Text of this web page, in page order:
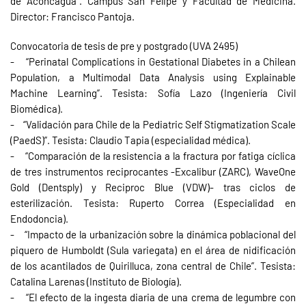
Director: Francisco Pantoja.
Convocatoria de tesis de pre y postgrado (UVA 2495)
- “Perinatal Complications in Gestational Diabetes in a Chilean
Population, a Multimodal Data Analysis using Explainable
Machine Learning”. Tesista: Sofía Lazo (Ingeniería Civil
Biomédica).
- “Validación para Chile de la Pediatric Self Stigmatization Scale
(PaedS)”. Tesista: Claudio Tapia (especialidad médica).
- “Comparación de la resistencia a la fractura por fatiga cíclica
de tres instrumentos reciprocantes -Excalibur (ZARC), WaveOne
Gold (Dentsply) y Reciproc Blue (VDW)- tras ciclos de
esterilización. Tesista: Ruperto Correa (Especialidad en
Endodoncia).
- “Impacto de la urbanización sobre la dinámica poblacional del
piquero de Humboldt (Sula variegata) en el área de nidificación
de los acantilados de Quirilluca, zona central de Chile”. Tesista:
Catalina Larenas (Instituto de Biología).
- “El efecto de la ingesta diaria de una crema de legumbre con